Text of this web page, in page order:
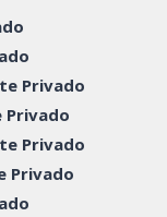
Privado
Privado
Privado
Privado